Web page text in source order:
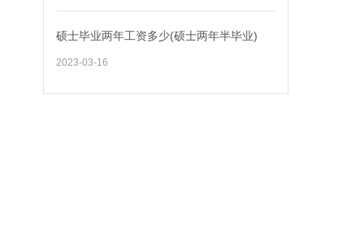
硕士毕业两年工资多少(硕士两年半毕业)
2023-03-16